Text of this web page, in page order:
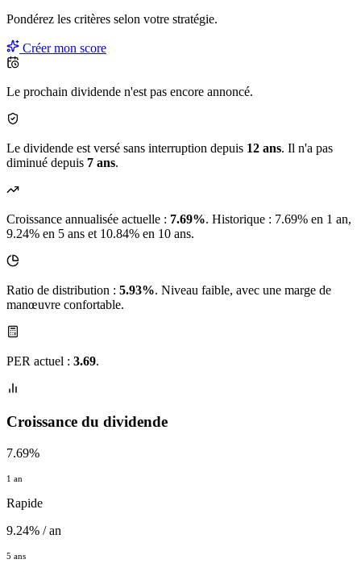
Pondérez les critères selon votre stratégie.
Créer mon score
Le prochain dividende n'est pas encore annoncé.
Le dividende est versé sans interruption depuis 12 ans. Il n'a pas
diminué depuis 7 ans.
Croissance annualisée actuelle : 7.69%. Historique : 7.69% en 1 an,
9.24% en 5 ans et 10.84% en 10 ans.
Ratio de distribution : 5.93%. Niveau faible, avec une marge de
manœuvre confortable.
PER actuel : 3.69.
Croissance du dividende
7.69%
1 an
Rapide
9.24% / an
5 ans